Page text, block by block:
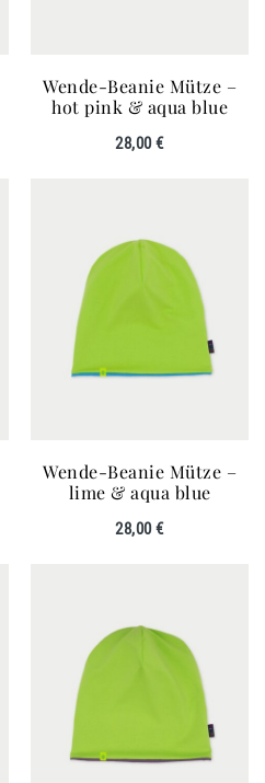
Wende-Beanie Mütze –
hot pink & aqua blue
28,00€
Wende-Beanie Mütze –
lime & aqua blue
28,00€